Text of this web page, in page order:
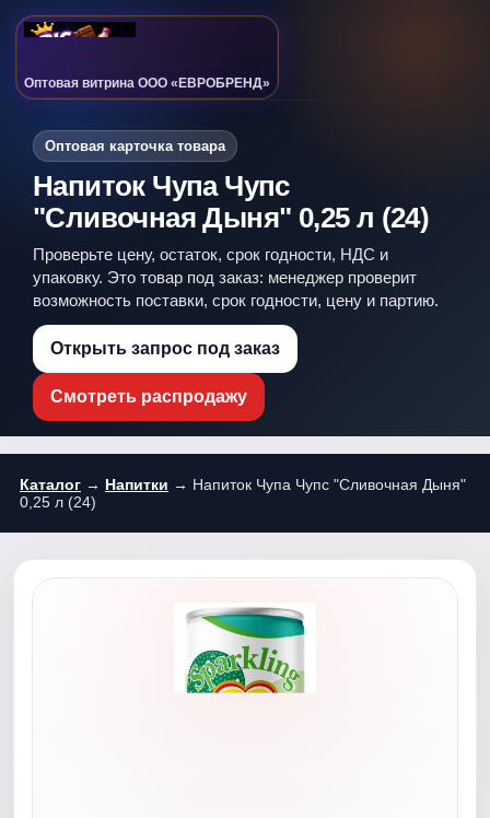
Оптовая витрина ООО «ЕВРОБРЕНД»
Оптовая карточка товара
Напиток Чупа Чупс
"Сливочная Дыня" 0,25 л (24)
Проверьте цену, остаток, срок годности, НДС и
упаковку. Это товар под заказ: менеджер проверит
возможность поставки, срок годности, цену и партию.
Открыть запрос под заказ
Смотреть распродажу
Каталог → Напитки → Напиток Чупа Чупс "Сливочная Дыня"
0,25 л (24)